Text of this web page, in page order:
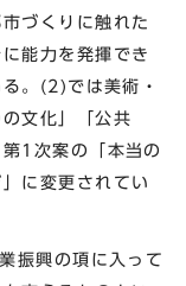
づくりに触れた
能力を発揮でき
。(2)では美術・
文化」「公共
1次案の「本当の
に変更されてい
振興の項に入って